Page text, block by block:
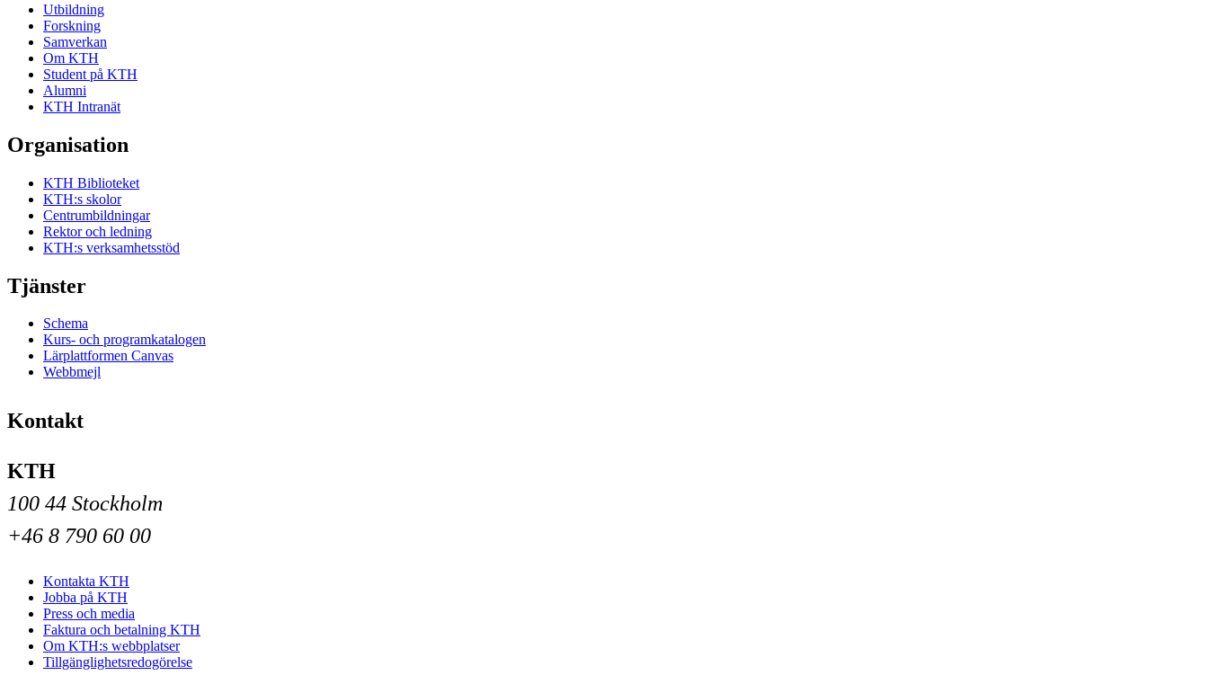
Utbildning
Forskning
Samverkan
Om KTH
Student på KTH
Alumni
KTH Intranät
Organisation
KTH Biblioteket
KTH:s skolor
Centrumbildningar
Rektor och ledning
KTH:s verksamhetsstöd
Tjänster
Schema
Kurs- och programkatalogen
Lärplattformen Canvas
Webbmejl
Kontakt
KTH
100 44 Stockholm
+46 8 790 60 00
Kontakta KTH
Jobba på KTH
Press och media
Faktura och betalning KTH
Om KTH:s webbplatser
Tillgänglighetsredogörelse